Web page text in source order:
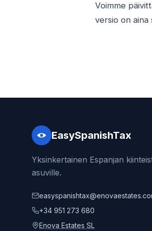
Voimme
versio on aina
EasySpanishTax
Yksinkertainen Espanjan
asuville.
+34 951 273 680
Enova Estates SL